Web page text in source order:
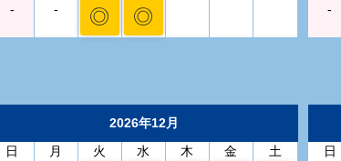
-
-
◎ ◎
-
2026年12月
日
月 火 水 木 金 土
日